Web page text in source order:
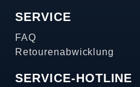
SERVICE
FAQ
Retourenabwicklung
SERVICE-HOTLINE